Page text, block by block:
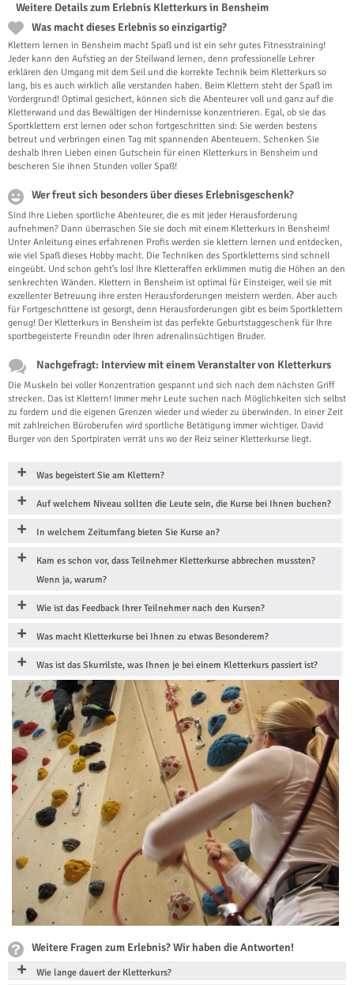
Weitere Details zum Erlebnis Kletterkurs in Bensheim
Was macht dieses Erlebnis so einzigartig?
Klettern lernen in Bensheim macht Spaß und ist ein sehr gutes Fitnesstraining!
Jeder kann den Aufstieg an der Steilwand lernen, denn professionelle Lehrer
erklären den Umgang mit dem Seil und die korrekte Technik beim Kletterkurs so
lang, bis es auch wirklich alle verstanden haben. Beim Klettern steht der Spaß im
Vordergrund! Optimal gesichert, können sich die Abenteurer voll und ganz auf die
Kletterwand und das Bewältigen der Hindernisse konzentrieren. Egal, ob sie das
Sportklettern erst lernen oder schon fortgeschritten sind: Sie werden bestens
betreut und verbringen einen Tag mit spannenden Abenteuern. Schenken Sie
deshalb Ihren Lieben einen Gutschein für einen Kletterkurs in Bensheim und
bescheren Sie ihnen Stunden voller Spaß!
Wer freut sich besonders über dieses Erlebnisgeschenk?
Sind Ihre Lieben sportliche Abenteurer, die es mit jeder Herausforderung
aufnehmen? Dann überraschen Sie sie doch mit einem Kletterkurs in Bensheim!
Unter Anleitung eines erfahrenen Profis werden sie klettern lernen und entdecken,
wie viel Spaß dieses Hobby macht. Die Techniken des Sportkletterns sind schnell
eingeübt. Und schon geht’s los! Ihre Kletteraffen erklimmen mutig die Höhen an den
senkrechten Wänden. Klettern in Bensheim ist optimal für Einsteiger, weil sie mit
exzellenter Betreuung ihre ersten Herausforderungen meistern werden. Aber auch
für Fortgeschrittene ist gesorgt, denn Herausforderungen gibt es beim Sportklettern
genug! Der Kletterkurs in Bensheim ist das perfekte Geburtstaggeschenk für Ihre
sportbegeisterte Freundin oder Ihren adrenalinsüchtigen Bruder.
Nachgefragt: Interview mit einem Veranstalter von Kletterkurs
Die Muskeln bei voller Konzentration gespannt und sich nach dem nächsten Griff
strecken. Das ist Klettern! Immer mehr Leute suchen nach Möglichkeiten sich selbst
zu fordern und die eigenen Grenzen wieder und wieder zu überwinden. In einer Zeit
mit zahlreichen Büroberufen wird sportliche Betätigung immer wichtiger. David
Burger von den Sportpiraten verrät uns wo der Reiz seiner Kletterkurse liegt.
Was begeistert Sie am Klettern?
Auf welchem Niveau sollten die Leute sein, die Kurse bei Ihnen buchen?
In welchem Zeitumfang bieten Sie Kurse an?
Kam es schon vor, dass Teilnehmer Kletterkurse abbrechen mussten?
Wenn ja, warum?
Wie ist das Feedback Ihrer Teilnehmer nach den Kursen?
Was macht Kletterkurse bei Ihnen zu etwas Besonderem?
Was ist das Skurrilste, was Ihnen je bei einem Kletterkurs passiert ist?
Weitere Fragen zum Erlebnis? Wir haben die Antworten!
Wie lange dauert der Kletterkurs?